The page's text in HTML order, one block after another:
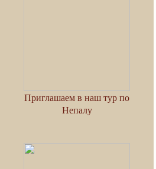
Приглашаем в наш тур по
Непалу